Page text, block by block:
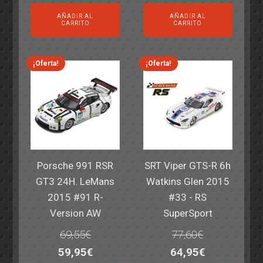
precio
original
era:
82,40€.
precio
es:
59,95€.
AÑADIR AL
CARRITO
precio
original
era:
82,40€.
precio
es:
59,95€.
AÑADIR AL
CARRITO
¡Oferta!
Porsche 991 RSR
GT3 24H. LeMans
2015 #91 R-
Version AW
69,55€
El
59,95€El
¡Oferta!
SRT Viper GTS-R 6h
Watkins Glen 2015
#33 - RS
SuperSport
77,60€
El
64,95€El